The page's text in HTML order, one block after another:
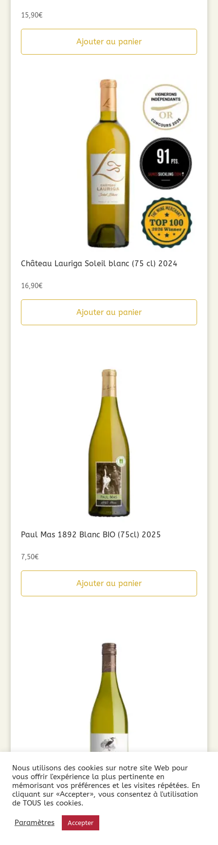
15,90€
Ajouter au panier
Château Lauriga Soleil blanc (75 cl) 2024
16,90€
Ajouter au panier
Paul Mas 1892 Blanc BIO (75cl) 2025
7,50€
Ajouter au panier
Paul Mas Le Gewurztraminer (75cl) 2024
7,90€
Nous utilisons des cookies sur notre site Web pour
vous offrir l'expérience la plus pertinente en
mémorisant vos préférences et les visites répétées. En
cliquant sur «Accepter», vous consentez à l'utilisation
de TOUS les cookies.
Paramètres Accepter